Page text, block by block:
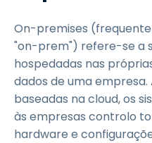
On-premises
"on-prem") refere-se a
hospedadas nas
dados de uma
baseadas na cloud, os
às empresas controlo
hardware e